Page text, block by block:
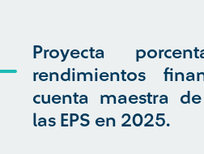
Proyecta
rendimientos
cuenta maestra
las EPS en 2025.